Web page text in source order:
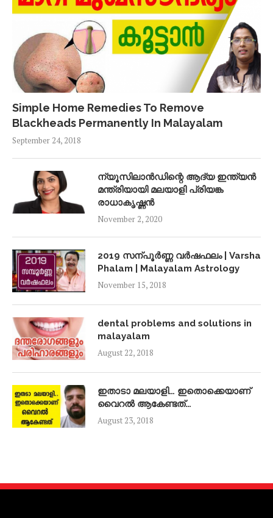
Simple Home Remedies To Remove
Blackheads Permanently In Malayalam
September 24, 2018
ന്യൂസിലാൻഡിന്റെ ആദ്യ ഇന്ത്യൻ
മന്ത്രിയായി മലയാളി പ്രിയങ്ക
രാധാകൃഷ്ണൻ
November 2, 2020
2019 സന്പൂർണ്ണ വർഷഫലം | Varsha
Phalam | Malayalam Astrology
November 15, 2018
dental problems and solutions in
malayalam
August 22, 2018
ഇതാടാ മലയാളി… ഇതൊക്കെയാണ്
വൈറൽ ആകേണ്ടത്…
August 23, 2018